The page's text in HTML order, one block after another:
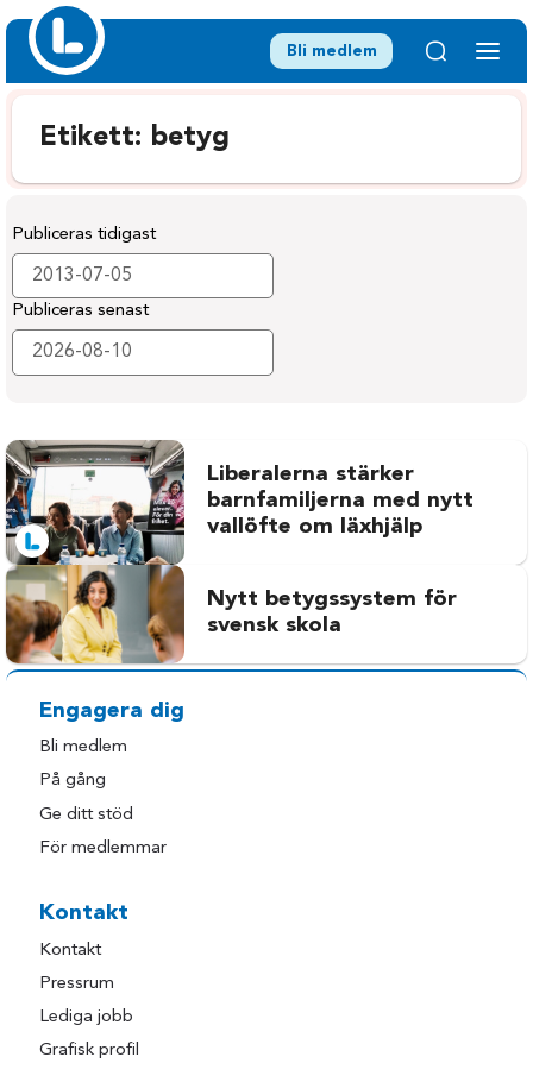
Bli medlem
Etikett: betyg
Publiceras tidigast
Publiceras senast
Liberalerna stärker
barnfamiljerna med nytt
vallöfte om läxhjälp
Nytt betygssystem för
svensk skola
Engagera dig
Bli medlem
På gång
Ge ditt stöd
För medlemmar
Kontakt
Kontakt
Pressrum
Lediga jobb
Grafisk profil